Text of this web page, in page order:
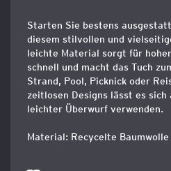
Starten Sie bestens
diesem stilvollen und
leichte Material sorgt für
schnell und macht das Tuch
Strand, Pool, Picknick oder
zeitlosen Designs lässt es
leichter Überwurf verwenden.
Material: Recycelte Baumwolle